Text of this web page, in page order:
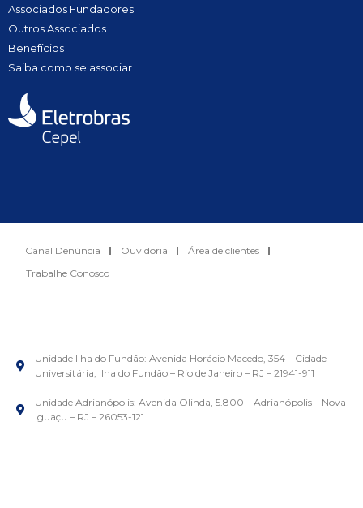
Associados Fundadores
Outros Associados
Benefícios
Saiba como se associar
Canal Denúncia Ouvidoria
Área de clientes
Trabalhe Conosco
Unidade Ilha do Fundão: Avenida Horácio Macedo, 354 – Cidade
Universitária, Ilha do Fundão – Rio de Janeiro – RJ – 21941-911
Unidade Adrianópolis: Avenida Olinda, 5.800 – Adrianópolis – Nova
Iguaçu – RJ – 26053-121